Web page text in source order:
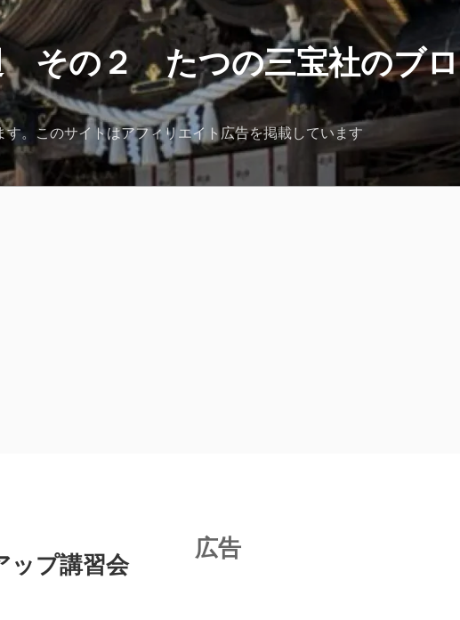
その２ たつの三宝社のブロ
。このサイトはアフィリエイト広告を掲載しています
プ講習会
広告